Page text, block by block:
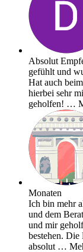
Absolut
gefühlt und
Hat auch
hierbei sehr
geholfen! …
Monaten
Ich bin mehr
und dem
und mir
bestehen.
absolut …